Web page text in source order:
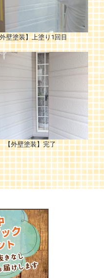
壁塗装】上塗り1回目
【外壁塗装】完了